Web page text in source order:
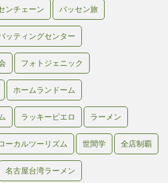
ンチェーン バッセン旅
ッティングセンター
フォトジェニック
ホームランドーム
ラッキーピエロ ラーメン
ーカルツーリズム 世間学 全店制覇
名古屋台湾ラーメン